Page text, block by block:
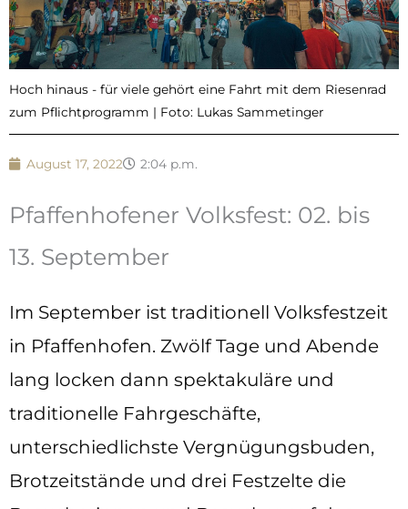
Hoch hinaus - für viele gehört eine Fahrt mit dem Riesenrad
zum Pflichtprogramm | Foto: Lukas Sammetinger
August 17, 2022 2:04 p.m.
Pfaffenhofener Volksfest: 02. bis
13. September
Im September ist traditionell Volksfestzeit
in Pfaffenhofen. Zwölf Tage und Abende
lang locken dann spektakuläre und
traditionelle Fahrgeschäfte,
unterschiedlichste Vergnügungsbuden,
Brotzeitstände und drei Festzelte die